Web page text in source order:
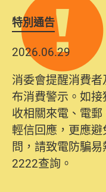
特別通告
2026.06.29
消委會提醒消費
布消費警示。如
收相關來電、電
輕信回應，更應
問，請致電防騙
2222查詢。
2025.10.31
為提升使用者體
系統已經進行升級
10日起，消費者
名、電郵及電話
詢及建議。所有
方便日後作出跟進。